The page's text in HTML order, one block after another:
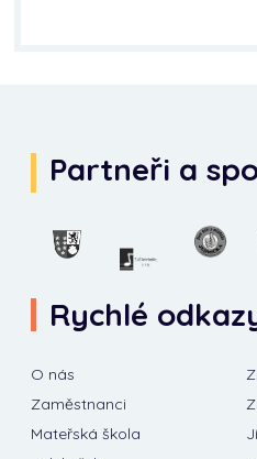
Partneři a
Rychlé
O nás
Zaměstnanci
Mateřská škola